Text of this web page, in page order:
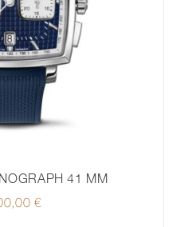
41 MM
€